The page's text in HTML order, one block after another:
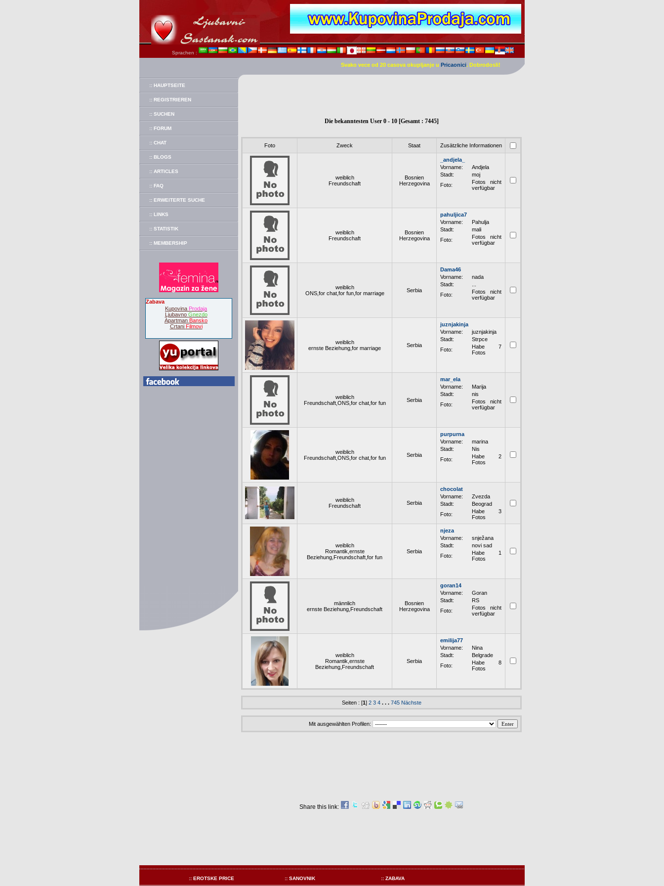
Sprachen :
:: HAUPTSEITE
:: REGISTRIEREN
:: SUCHEN
:: FORUM
:: CHAT
:: BLOGS
:: ARTICLES
:: FAQ
:: ERWEITERTE SUCHE
:: LINKS
:: STATISTIK
:: MEMBERSHIP
Zabava
Kupovina Prodaja
Ljubavno Gnezdo
Apartman Bansko
Crtani Filmovi
Svako vece od 20 casova okupljanje u Pricaonici. Dobrodosli!
Die bekanntesten User 0 - 10 [Gesamt : 7445]
Foto Zweck Staat Zusätzliche Informationen
weiblich
Freundschaft
Bosnien
Herzegovina
_andjela_
Vorname:
Andjela
Stadt:
moj
Foto:
Fotos nicht
verfügbar
weiblich
Freundschaft
Bosnien
Herzegovina
pahuljica7
Vorname:
Pahulja
Stadt:
mali
Foto:
Fotos nicht
verfügbar
weiblich
ONS,for chat,for fun,for marriage
Serbia
Dama46
Vorname:
nada
Stadt:
Foto:
Fotos nicht
verfügbar
weiblich
ernste Beziehung,for marriage
Serbia
juznjakinja
Vorname:
juznjakinja
Stadt:
Strpce
Foto:
Habe 7
Fotos
weiblich
Freundschaft,ONS,for chat,for fun
Serbia
mar_ela
Vorname:
Marija
Stadt:
nis
Foto:
Fotos nicht
verfügbar
weiblich
Freundschaft,ONS,for chat,for fun
Serbia
purpurna
Vorname:
marina
Stadt:
Nis
Foto:
Habe 2
Fotos
weiblich
Freundschaft
Serbia
chocolat
Vorname:
Zvezda
Stadt:
Beograd
Foto:
Habe 3
Fotos
weiblich
Romantik,ernste
Beziehung,Freundschaft,for fun
Serbia
njeza
Vorname:
snježana
Stadt:
novi sad
Foto:
Habe 1
Fotos
männlich
ernste Beziehung,Freundschaft
Bosnien
Herzegovina
goran14
Vorname:
Goran
Stadt:
RS
Foto:
Fotos nicht
verfügbar
weiblich
Romantik,ernste
Beziehung,Freundschaft
Serbia
emilija77
Vorname:
Nina
Stadt:
Belgrade
Foto:
Habe 8
Fotos
Seiten : [1] 2 3 4 . . . 745 Nächste
Mit ausgewählten Profilen:
Share this link:
:: EROTSKE PRICE :: SANOVNIK :: ZABAVA